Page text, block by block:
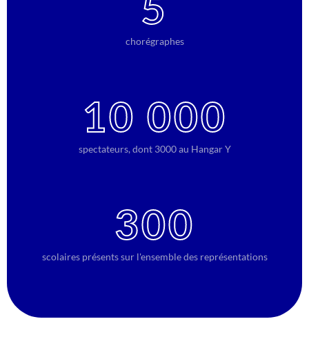
chorégraphes
10 000
spectateurs, dont 3000 au Hangar Y
300
scolaires présents sur l'ensemble des représentations